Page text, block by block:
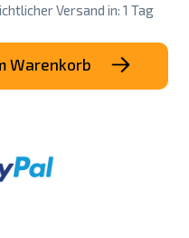
Versand in: 1 Tag
Warenkorb